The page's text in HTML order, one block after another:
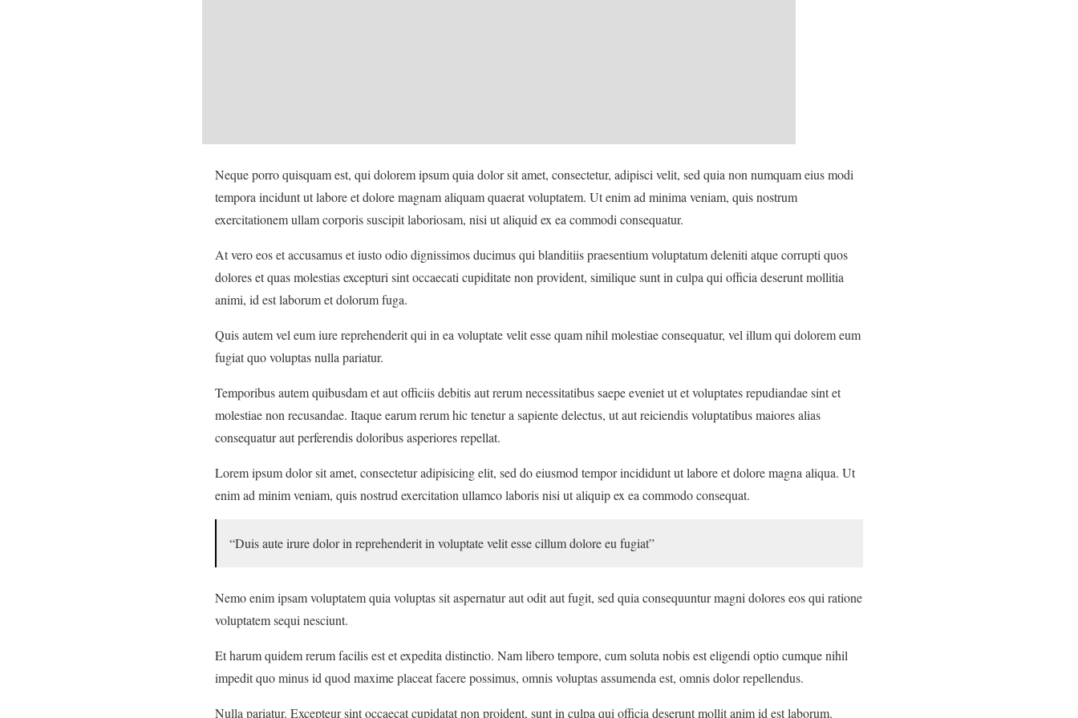
Neque porro quisquam est, qui dolorem ipsum quia dolor sit amet, consectetur, adipisci velit, sed quia non numquam eius modi
tempora incidunt ut labore et dolore magnam aliquam quaerat voluptatem. Ut enim ad minima veniam, quis nostrum
exercitationem ullam corporis suscipit laboriosam, nisi ut aliquid ex ea commodi consequatur.
At vero eos et accusamus et iusto odio dignissimos ducimus qui blanditiis praesentium voluptatum deleniti atque corrupti quos
dolores et quas molestias excepturi sint occaecati cupiditate non provident, similique sunt in culpa qui officia deserunt mollitia
animi, id est laborum et dolorum fuga.
Quis autem vel eum iure reprehenderit qui in ea voluptate velit esse quam nihil molestiae consequatur, vel illum qui dolorem eum
fugiat quo voluptas nulla pariatur.
Temporibus autem quibusdam et aut officiis debitis aut rerum necessitatibus saepe eveniet ut et voluptates repudiandae sint et
molestiae non recusandae. Itaque earum rerum hic tenetur a sapiente delectus, ut aut reiciendis voluptatibus maiores alias
consequatur aut perferendis doloribus asperiores repellat.
Lorem ipsum dolor sit amet, consectetur adipisicing elit, sed do eiusmod tempor incididunt ut labore et dolore magna aliqua. Ut
enim ad minim veniam, quis nostrud exercitation ullamco laboris nisi ut aliquip ex ea commodo consequat.
“Duis aute irure dolor in reprehenderit in voluptate velit esse cillum dolore eu fugiat”
Nemo enim ipsam voluptatem quia voluptas sit aspernatur aut odit aut fugit, sed quia consequuntur magni dolores eos qui ratione
voluptatem sequi nesciunt.
Et harum quidem rerum facilis est et expedita distinctio. Nam libero tempore, cum soluta nobis est eligendi optio cumque nihil
impedit quo minus id quod maxime placeat facere possimus, omnis voluptas assumenda est, omnis dolor repellendus.
Nulla pariatur. Excepteur sint occaecat cupidatat non proident, sunt in culpa qui officia deserunt mollit anim id est laborum.